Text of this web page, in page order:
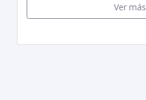
Ver más